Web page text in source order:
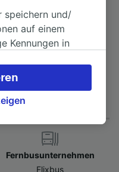
nach
Erster und letzter Bus
18:00 - 18:00
Fernbusunternehmen
Flixbus
speichern und/
auf einem
Kennungen in
Präferenzen
einschließlich
berechtigtem
Seite der
Präferenzen
und